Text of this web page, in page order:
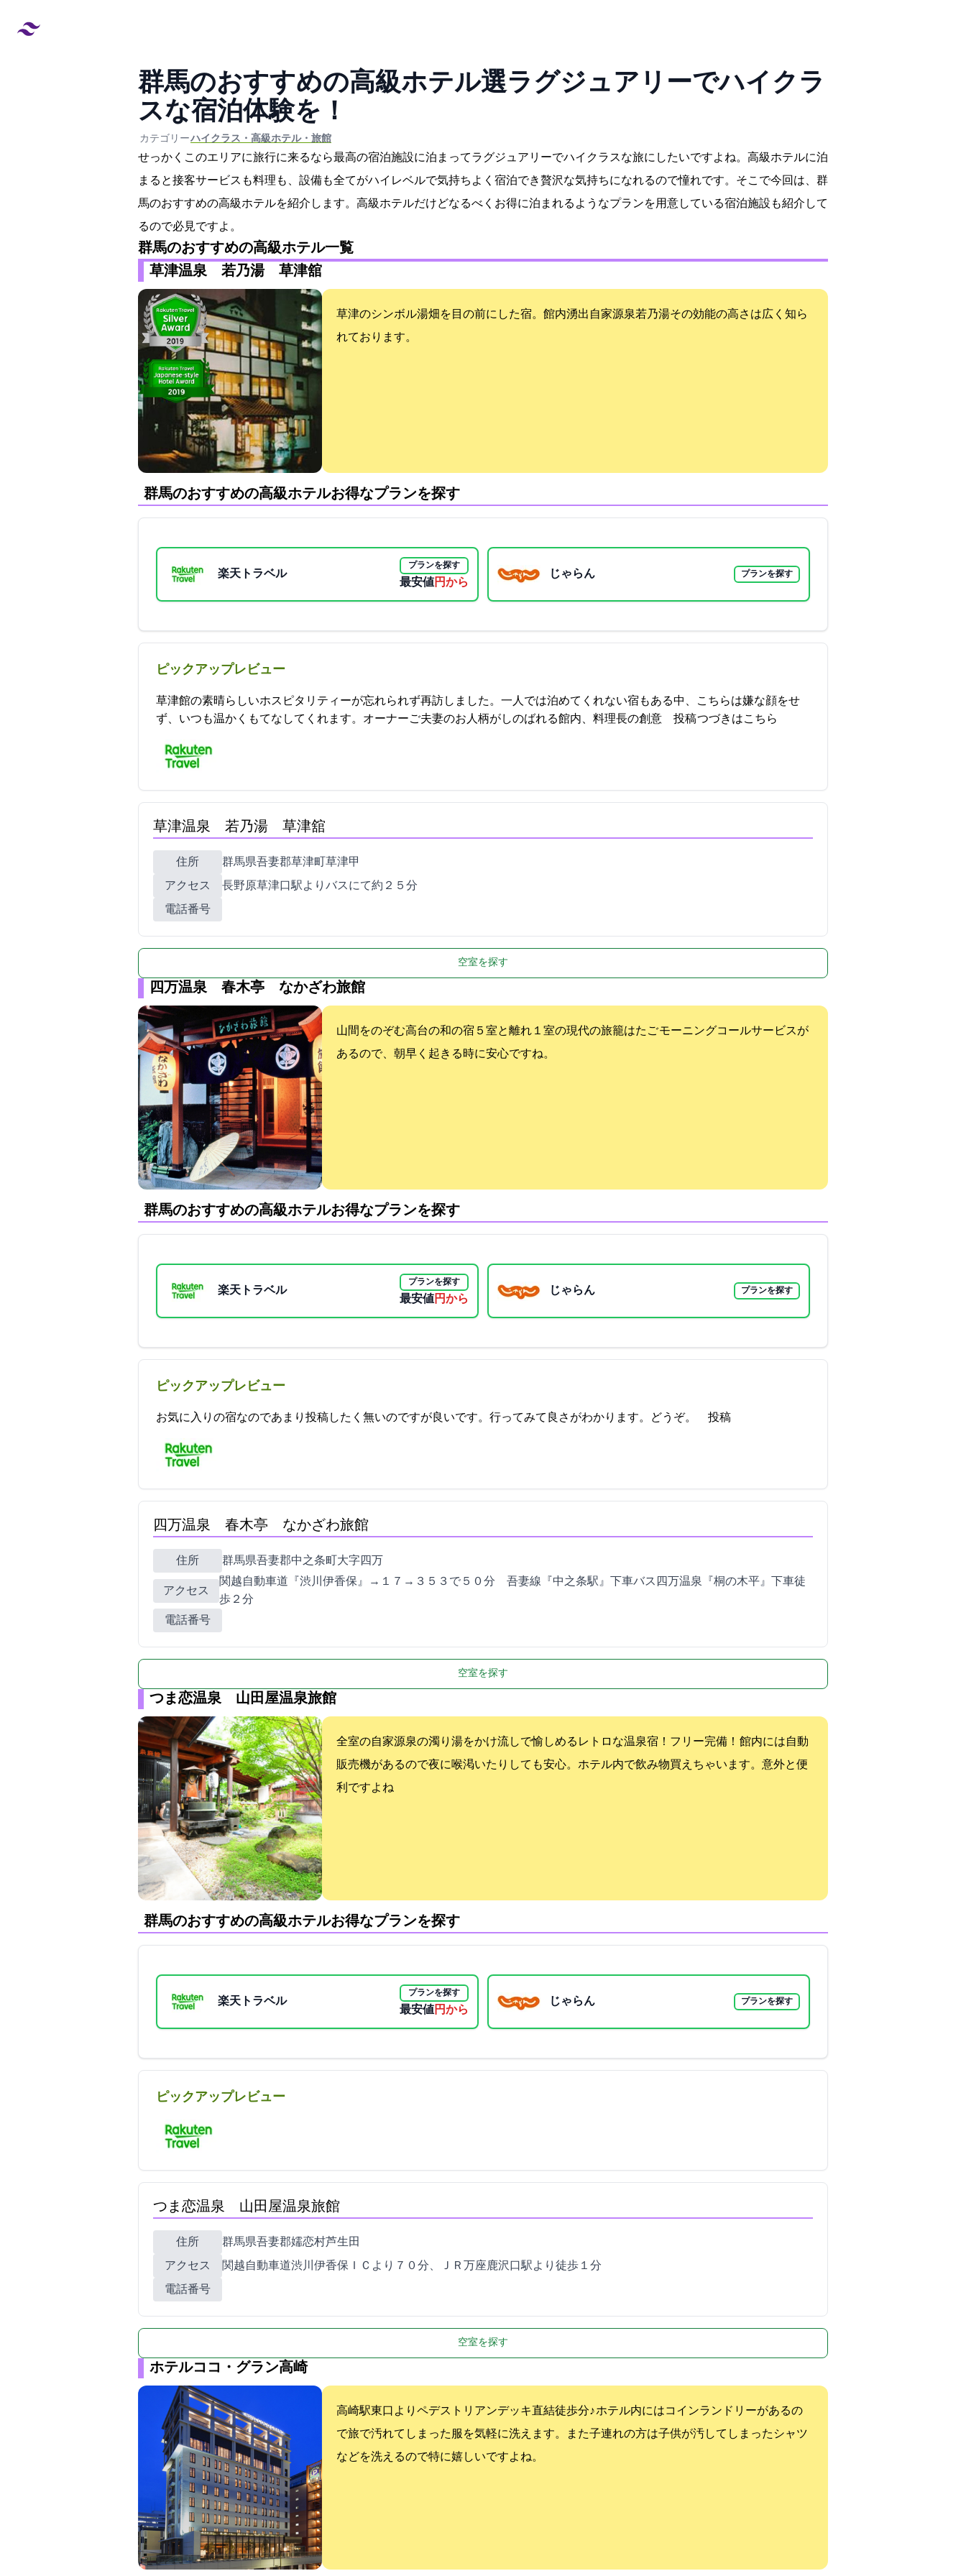
群馬のおすすめの高級ホテル24選!ラグジュアリーでハイクラ
スな宿泊体験を！
カテゴリー:#ハイクラス・高級ホテル・旅館
せっかくこのエリアに旅行に来るなら最高の宿泊施設に泊まってラグジュアリーでハイクラスな旅にしたいですよね。高級ホテルに泊
まると接客サービスも料理も、設備も全てがハイレベルで気持ちよく宿泊でき贅沢な気持ちになれるので憧れです。そこで今回は、群
馬のおすすめの高級ホテルを紹介します。高級ホテルだけどなるべくお得に泊まれるようなプランを用意している宿泊施設も紹介して
るので必見ですよ。
群馬のおすすめの高級ホテル一覧
草津温泉 若乃湯 草津舘
草津のシンボル湯畑を目の前にした宿。館内湧出自家源泉“若乃湯”その効能の高さは広く知ら
れております。
群馬のおすすめの高級ホテル:お得なプランを探す
楽天トラベル
プランを探す
最安値9900円から
じゃらん プランを探す
ピックアップレビュー
草津館の素晴らしいホスピタリティーが忘れられず再訪しました。一人では泊めてくれない宿もある中、こちらは嫌な顔をせ
ず、いつも温かくもてなしてくれます。オーナーご夫妻のお人柄がしのばれる館内、料理長の創意… 2021-10-27 12:54:04投稿つづきはこちら
草津温泉 若乃湯 草津舘
住所
群馬県吾妻郡草津町草津甲419
アクセス
長野原草津口駅よりバスにて約２５分
電話番号
空室を探す
四万温泉 春木亭 なかざわ旅館
山間をのぞむ高台の和の宿５室と離れ１室の現代の旅籠(はたご) モーニングコールサービスが
あるので、朝早く起きる時に安心ですね。
群馬のおすすめの高級ホテル:お得なプランを探す
楽天トラベル
プランを探す
最安値11650円から
じゃらん プランを探す
ピックアップレビュー
お気に入りの宿なのであまり投稿したく無いのですが良いです。行ってみて良さがわかります。どうぞ。 2021-10-26 21:30:26投稿
四万温泉 春木亭 なかざわ旅館
住所 群馬県吾妻郡中之条町大字四万4238-41
アクセス
関越自動車道『渋川伊香保IC』→R１７→R３５３で５０分 JR吾妻線『中之条駅』下車バス四万温泉『桐の木平』下車徒
歩２分
電話番号
空室を探す
つま恋温泉 山田屋温泉旅館
全8室の自家源泉の濁り湯をかけ流しで愉しめるレトロな温泉宿！フリーWi-fi完備！ 館内には自動
販売機があるので夜に喉渇いたりしても安心。ホテル内で飲み物買えちゃいます。意外と便
利ですよね
群馬のおすすめの高級ホテル:お得なプランを探す
楽天トラベル
プランを探す
最安値21000円から
じゃらん プランを探す
ピックアップレビュー
つま恋温泉 山田屋温泉旅館
住所
群馬県吾妻郡嬬恋村芦生田533
アクセス
関越自動車道渋川伊香保ＩＣより７０分、ＪＲ万座鹿沢口駅より徒歩１5分
電話番号
空室を探す
ホテルココ・グラン高崎
JR高崎駅東口よりペデストリアンデッキ直結徒歩3分♪ ホテル内にはコインランドリーがあるの
で旅で汚れてしまった服を気軽に洗えます。また子連れの方は子供が汚してしまったシャツ
などを洗えるので特に嬉しいですよね。